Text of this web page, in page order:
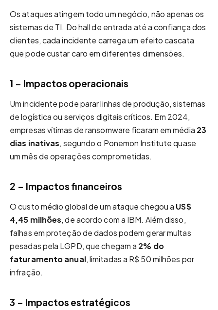
Os ataques atingem todo um negócio, não apenas os
sistemas de TI. Do hall de entrada até a confiança dos
clientes, cada incidente carrega um efeito cascata
que pode custar caro em diferentes dimensões.
1 – Impactos operacionais
Um incidente pode parar linhas de produção, sistemas
de logística ou serviços digitais críticos. Em 2024,
empresas vítimas de ransomware ficaram em média 23
dias inativas, segundo o Ponemon Institute quase
um mês de operações comprometidas.
2 – Impactos financeiros
O custo médio global de um ataque chegou a US$
4,45 milhões, de acordo com a IBM. Além disso,
falhas em proteção de dados podem gerar multas
pesadas pela LGPD, que chegam a 2% do
faturamento anual, limitadas a R$ 50 milhões por
infração.
3 – Impactos estratégicos